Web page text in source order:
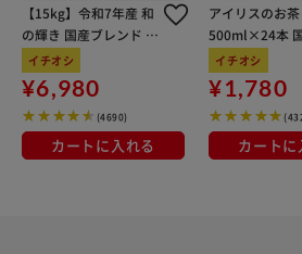
【15kg】令和7年産 和
の輝き 国産ブレンド 5
kg×3袋
イチオシ
¥6,980
(4690)
カートに入れる
アイリスのお
500ml×24本
100％使用
イチオシ
¥1,780
カートに